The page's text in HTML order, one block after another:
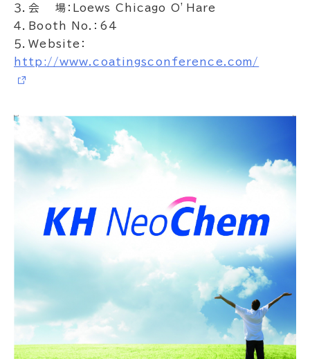
３．会 場：Loews Chicago O’Hare
４．Booth No.：64
５．Website：
http://www.coatingsconference.com/